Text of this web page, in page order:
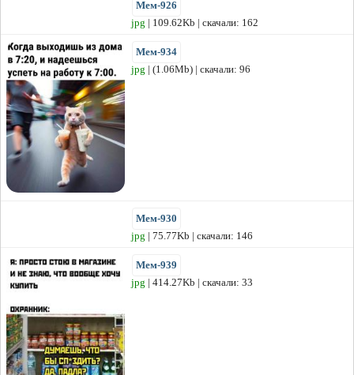
Мем-926
jpg | 109.62Kb | скачали: 162
Мем-934
jpg | (1.06Mb) | скачали: 96
Мем-930
jpg | 75.77Kb | скачали: 146
Мем-939
jpg | 414.27Kb | скачали: 33